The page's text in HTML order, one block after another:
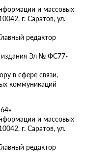
и массовых
г. Саратов, ул.
редактор
издания Эл № ФС77-
в сфере связи,
коммуникаций
и массовых
г. Саратов, ул.
редактор